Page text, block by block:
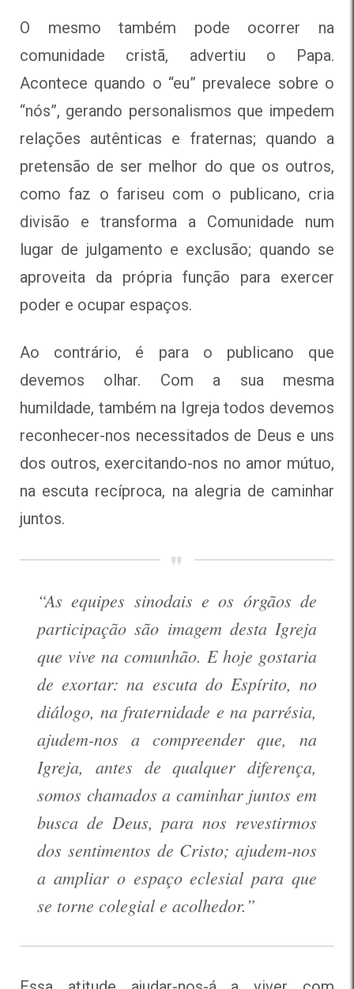
O mesmo também pode ocorrer na
comunidade cristã, advertiu o Papa.
Acontece quando o “eu” prevalece sobre o
“nós”, gerando personalismos que impedem
relações autênticas e fraternas; quando a
pretensão de ser melhor do que os outros,
como faz o fariseu com o publicano, cria
divisão e transforma a Comunidade num
lugar de julgamento e exclusão; quando se
aproveita da própria função para exercer
poder e ocupar espaços.
Ao contrário, é para o publicano que
devemos olhar. Com a sua mesma
humildade, também na Igreja todos devemos
reconhecer-nos necessitados de Deus e uns
dos outros, exercitando-nos no amor mútuo,
na escuta recíproca, na alegria de caminhar
juntos.
“As equipes sinodais e os órgãos de
participação são imagem desta Igreja
que vive na comunhão. E hoje gostaria
de exortar: na escuta do Espírito, no
diálogo, na fraternidade e na parrésia,
ajudem-nos a compreender que, na
Igreja, antes de qualquer diferença,
somos chamados a caminhar juntos em
busca de Deus, para nos revestirmos
dos sentimentos de Cristo; ajudem-nos
a ampliar o espaço eclesial para que
se torne colegial e acolhedor.”